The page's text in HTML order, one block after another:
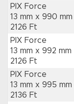
PIX Force
13 mm x 990 mm
2126 Ft
PIX Force
13 mm x 992 mm
2126 Ft
PIX Force
13 mm x 995 mm
2136 Ft